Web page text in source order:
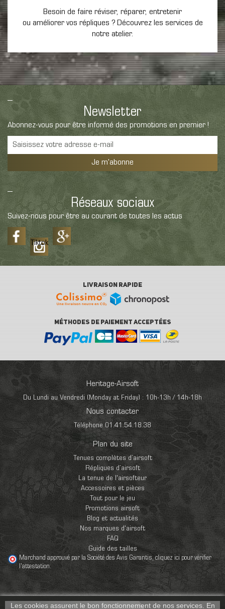
Besoin de faire réviser, réparer, entretenir
ou améliorer vos répliques ? Découvrez les services de
notre atelier.
Newsletter
Abonnez-vous pour être informé des promotions en premier !
Je m'abonne
Réseaux sociaux
Suivez-nous pour être au courant de toutes les actus
Tiktok
LIVRAISON RAPIDE
MÉTHODES DE PAIEMENT ACCEPTÉES
Heritage-Airsoft
Du Lundi au Vendredi (Monday at Friday) : 10h-13h / 14h-18h
Nous contacter
Téléphone 01.41.54.18.38
Plan du site
Tenues complètes d’airsoft
Répliques d’airsoft
La tenue de l'airsofteur
Accessoires et pièces
Tout pour le jeu
Promotions airsoft
Blog et actualités
Nos marques d'airsoft
FAQ
Guide des tailles
Les cookies assurent le bon fonctionnement de nos services. En
Marchand approuvé par la Société des Avis Garantis,cliquez ici pour vérifier
l'attestation.